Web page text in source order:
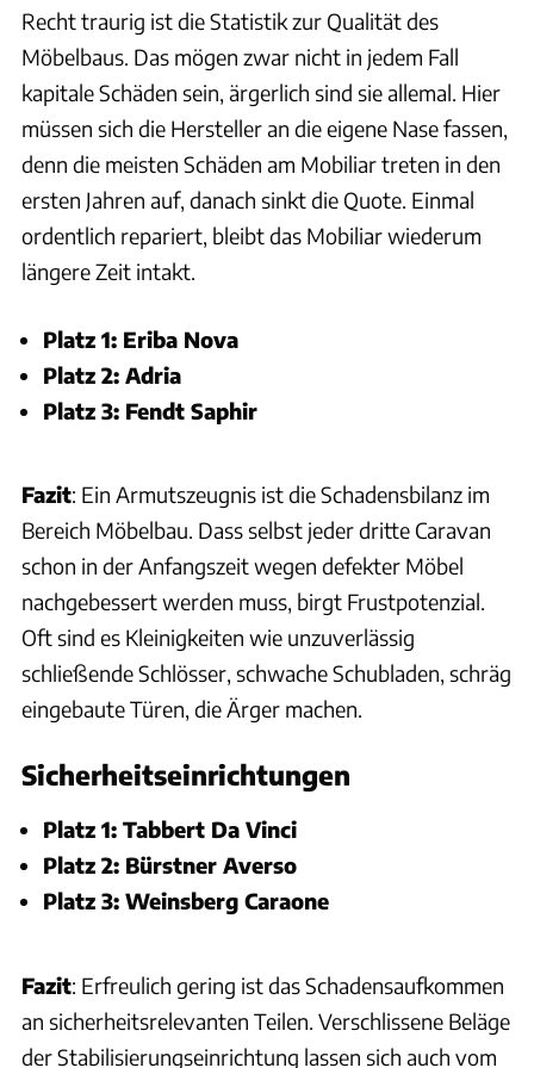
Recht traurig ist die Statistik zur Qualität des
Möbelbaus. Das mögen zwar nicht in jedem Fall
kapitale Schäden sein, ärgerlich sind sie allemal. Hier
müssen sich die Hersteller an die eigene Nase fassen,
denn die meisten Schäden am Mobiliar treten in den
ersten Jahren auf, danach sinkt die Quote. Einmal
ordentlich repariert, bleibt das Mobiliar wiederum
längere Zeit intakt.
Platz 1: Eriba Nova
Platz 2: Adria
Platz 3: Fendt Saphir
Fazit: Ein Armutszeugnis ist die Schadensbilanz im
Bereich Möbelbau. Dass selbst jeder dritte Caravan
schon in der Anfangszeit wegen defekter Möbel
nachgebessert werden muss, birgt Frustpotenzial.
Oft sind es Kleinigkeiten wie unzuverlässig
schließende Schlösser, schwache Schubladen, schräg
eingebaute Türen, die Ärger machen.
Sicherheitseinrichtungen
Platz 1: Tabbert Da Vinci
Platz 2: Bürstner Averso
Platz 3: Weinsberg Caraone
Fazit: Erfreulich gering ist das Schadensaufkommen
an sicherheitsrelevanten Teilen. Verschlissene Beläge
der Stabilisierungseinrichtung lassen sich auch vom